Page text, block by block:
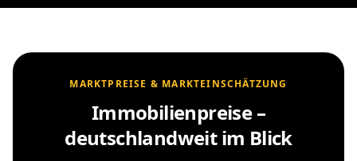
MARKTPREISE & MARKTEINSCHÄTZUNG
Immobilienpreise –
deutschlandweit im Blick